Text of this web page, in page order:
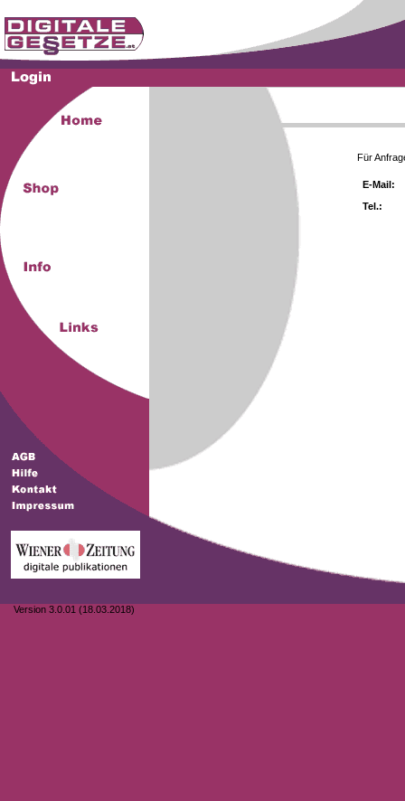
Version 3.0.01 (18.03.2018)
Für
E-Mail:
Tel.: